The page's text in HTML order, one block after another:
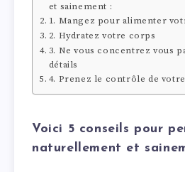
et sainement :
1. Mangez pour alimenter
2. Hydratez votre corps
3. Ne vous concentrez vous
détails
4. Prenez le contrôle de
Voici 5 conseils pour
naturellement et